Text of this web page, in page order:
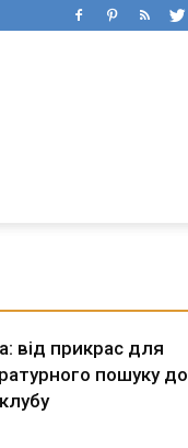
від прикрас для
пошуку до